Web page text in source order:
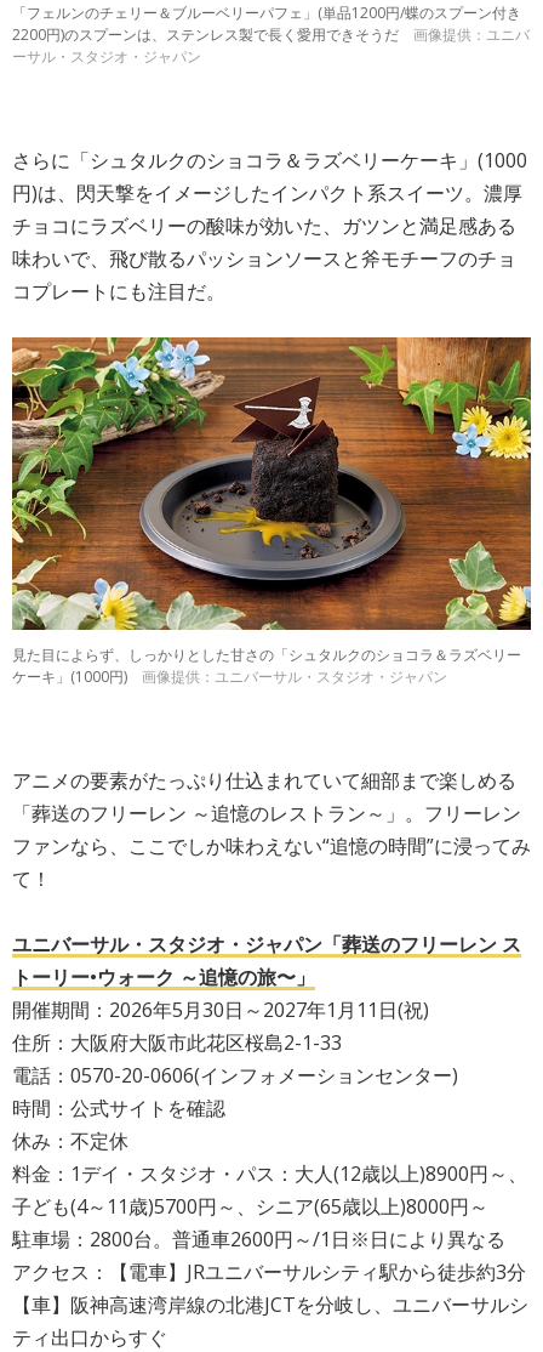
「フェルンのチェリー＆ブルーベリーパフェ」(単品1200円/蝶のスプーン付き
2200円)のスプーンは、ステンレス製で長く愛用できそうだ
画像提供：ユニバ
ーサル・スタジオ・ジャパン
さらに「シュタルクのショコラ＆ラズベリーケーキ」(1000
円)は、閃天撃をイメージしたインパクト系スイーツ。濃厚
チョコにラズベリーの酸味が効いた、ガツンと満足感ある
味わいで、飛び散るパッションソースと斧モチーフのチョ
コプレートにも注目だ。
見た目によらず、しっかりとした甘さの「シュタルクのショコラ＆ラズベリー
ケーキ」(1000円)
画像提供：ユニバーサル・スタジオ・ジャパン
アニメの要素がたっぷり仕込まれていて細部まで楽しめる
「葬送のフリーレン ～追憶のレストラン～」。フリーレン
ファンなら、ここでしか味わえない“追憶の時間”に浸ってみ
て！
ユニバーサル・スタジオ・ジャパン「葬送のフリーレン ス
トーリー•ウォーク ～追憶の旅〜」
開催期間：2026年5月30日～2027年1月11日(祝)
住所：大阪府大阪市此花区桜島2-1-33
電話：0570-20-0606(インフォメーションセンター)
時間：公式サイトを確認
休み：不定休
料金：1デイ・スタジオ・パス：大人(12歳以上)8900円～、
子ども(4～11歳)5700円～、シニア(65歳以上)8000円～
駐車場：2800台。普通車2600円～/1日※日により異なる
アクセス：【電車】JRユニバーサルシティ駅から徒歩約3分
【車】阪神高速湾岸線の北港JCTを分岐し、ユニバーサルシ
ティ出口からすぐ